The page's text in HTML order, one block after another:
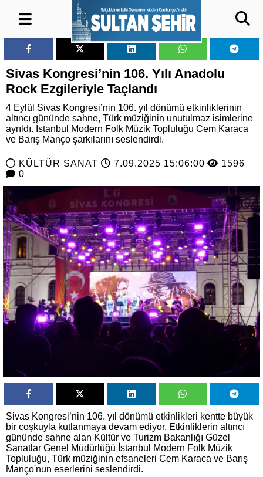
Sivas Kongresi’nin 106. Yılı Anadolu
Rock Ezgileriyle Taçlandı
4 Eylül Sivas Kongresi’nin 106. yıl dönümü etkinliklerinin
altıncı gününde sahne, Türk müziğinin unutulmaz isimlerine
ayrıldı. İstanbul Modern Folk Müzik Topluluğu Cem Karaca
ve Barış Manço şarkılarını seslendirdi.
KÜLTÜR SANAT 7.09.2025 15:06:00
1596
0
Sivas Kongresi’nin 106. yıl dönümü etkinlikleri kentte büyük
bir coşkuyla kutlanmaya devam ediyor. Etkinliklerin altıncı
gününde sahne alan Kültür ve Turizm Bakanlığı Güzel
Sanatlar Genel Müdürlüğü İstanbul Modern Folk Müzik
Topluluğu, Türk müziğinin efsaneleri Cem Karaca ve Barış
Manço'nun eserlerini seslendirdi.